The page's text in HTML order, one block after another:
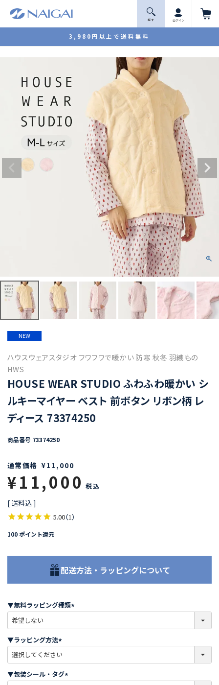
3,980円以上で送料無料
探 す ログイン
NEW
ハウスウェアスタジオ フワフワで暖かい 防寒 秋冬 羽織もの
HWS
HOUSE WEAR STUDIO ふわふわ暖かい シ
ルキーマイヤー ベスト 前ボタン リボン柄 レ
ディース 73374250
商品番号 73374250
通常価格 ¥11,000
¥11,000 税込
送料込
5.00（1）
100 ポイント還元
配送方法・ラッピングについて
▼無料ラッピング種類
必
)
▼ラッピング方法
必
須
)
▼包装シール・タグ